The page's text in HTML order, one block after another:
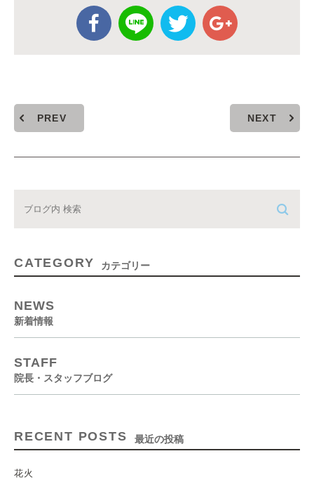
PREV NEXT
CATEGORY カテゴリー
NEWS
新着情報
STAFF
院長・スタッフブログ
RECENT POSTS 最近の投稿
花火